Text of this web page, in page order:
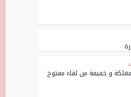
و خفيفة من لقاء مفتوح